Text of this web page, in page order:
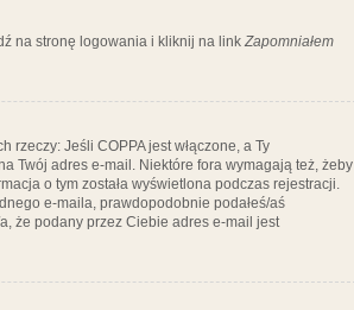
na stronę logowania i kliknij na link Zapomniałem
rzeczy: Jeśli COPPA jest włączone, a Ty
Twój adres e-mail. Niektóre fora wymagają też, żeby
o tym została wyświetlona podczas rejestracji.
e-maila, prawdopodobnie podałeś/aś
że podany przez Ciebie adres e-mail jest